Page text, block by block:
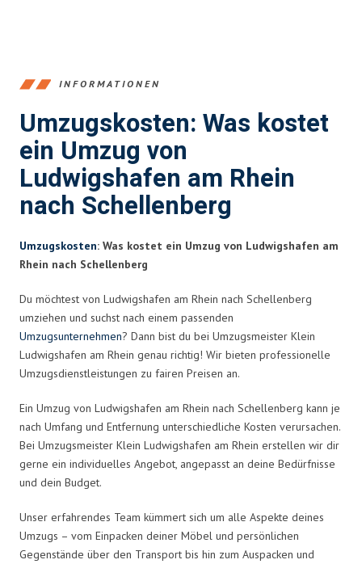
INFORMATIONEN
Umzugskosten: Was kostet
ein Umzug von
Ludwigshafen am Rhein
nach Schellenberg
Umzugskosten: Was kostet ein Umzug von Ludwigshafen am
Rhein nach Schellenberg
Du möchtest von Ludwigshafen am Rhein nach Schellenberg
umziehen und suchst nach einem passenden
Umzugsunternehmen? Dann bist du bei Umzugsmeister Klein
Ludwigshafen am Rhein genau richtig! Wir bieten professionelle
Umzugsdienstleistungen zu fairen Preisen an.
Ein Umzug von Ludwigshafen am Rhein nach Schellenberg kann je
nach Umfang und Entfernung unterschiedliche Kosten verursachen.
Bei Umzugsmeister Klein Ludwigshafen am Rhein erstellen wir dir
gerne ein individuelles Angebot, angepasst an deine Bedürfnisse
und dein Budget.
Unser erfahrendes Team kümmert sich um alle Aspekte deines
Umzugs – vom Einpacken deiner Möbel und persönlichen
Gegenstände über den Transport bis hin zum Auspacken und